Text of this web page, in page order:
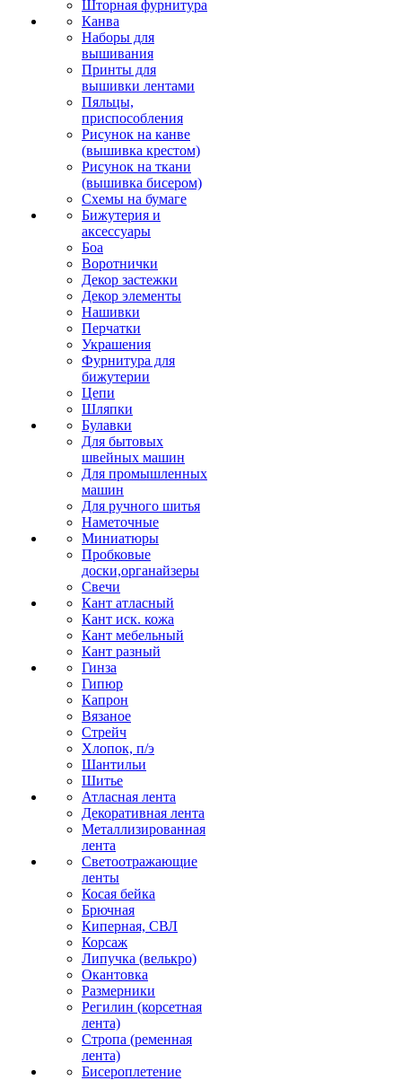
Шторная фурнитура
Канва
Наборы для
вышивания
Принты для
вышивки лентами
Пяльцы,
приспособления
Рисунок на канве
(вышивка крестом)
Рисунок на ткани
(вышивка бисером)
Схемы на бумаге
Бижутерия и
аксессуары
Боа
Воротнички
Декор застежки
Декор элементы
Нашивки
Перчатки
Украшения
Фурнитура для
бижутерии
Цепи
Шляпки
Булавки
Для бытовых
швейных машин
Для промышленных
машин
Для ручного шитья
Наметочные
Миниатюры
Пробковые
доски,органайзеры
Свечи
Кант атласный
Кант иск. кожа
Кант мебельный
Кант разный
Гинза
Гипюр
Капрон
Вязаное
Стрейч
Хлопок, п/э
Шантильи
Шитье
Атласная лента
Декоративная лента
Металлизированная
лента
Светоотражающие
ленты
Косая бейка
Брючная
Киперная, СВЛ
Корсаж
Липучка (велькро)
Окантовка
Размерники
Регилин (корсетная
лента)
Стропа (ременная
лента)
Бисероплетение